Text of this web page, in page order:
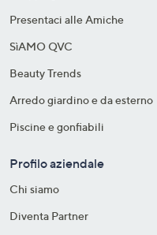
Presentaci alle Amiche
SìAMO QVC
Beauty Trends
Arredo giardino e da esterno
Piscine e gonfiabili
Profilo aziendale
Chi siamo
Diventa Partner